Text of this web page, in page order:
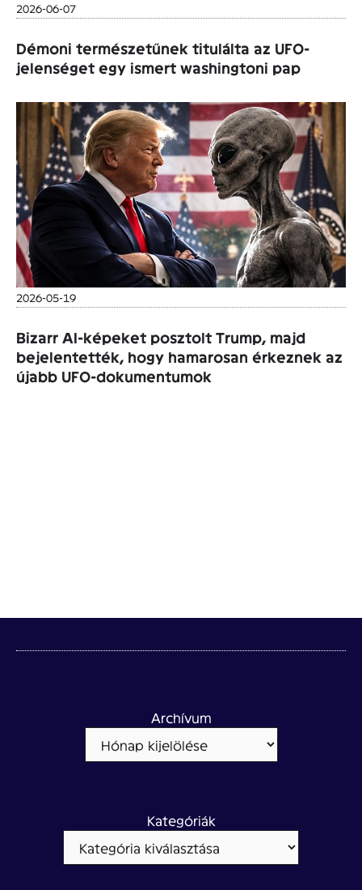
2026-06-07
Démoni természetűnek titulálta az UFO-
jelenséget egy ismert washingtoni pap
2026-05-19
Bizarr AI-képeket posztolt Trump, majd
bejelentették, hogy hamarosan érkeznek az
újabb UFO-dokumentumok
Archívum
Kategóriák